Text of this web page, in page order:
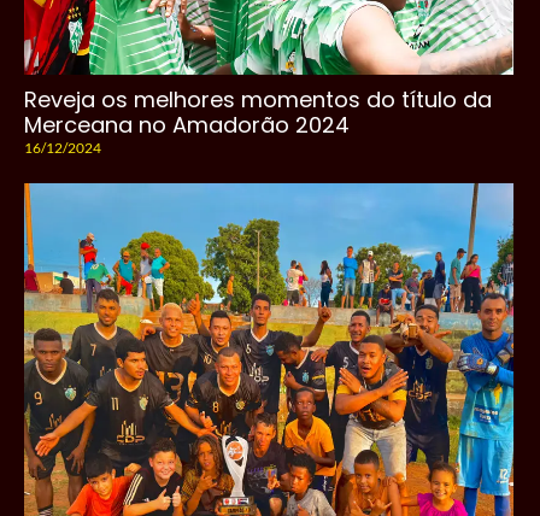
Reveja os melhores momentos do título da
Merceana no Amadorão 2024
16/12/2024